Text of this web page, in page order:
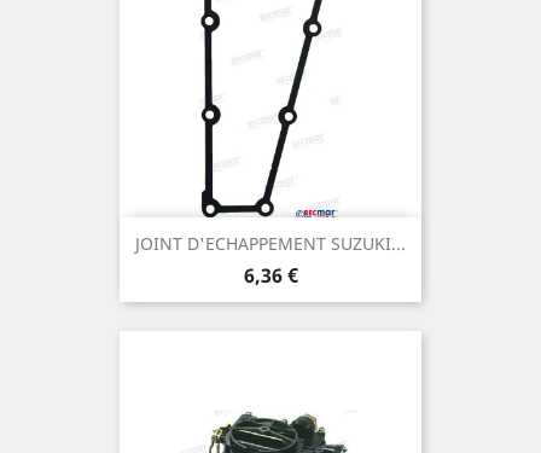
JOINT D'ECHAPPEMENT SUZUKI...
Prix
6,36 €